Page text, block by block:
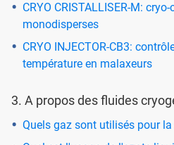
CRYO CRISTALLISER-M:
monodisperses
CRYO INJECTOR-CB3:
température en malaxeurs
3. A propos des fluides
Quels gaz sont utilisés pour